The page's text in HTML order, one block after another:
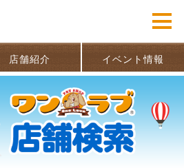
店舗紹介 イベント情報